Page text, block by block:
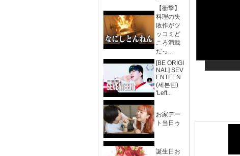
【衝撃】
料理の失
敗作がツ
ッコミど
ころ満載
だっ...
[BE ORIGI
NAL] SEV
ENTEEN
(세븐틴)
'Left...
お家デー
ト当日ゥ
誕生日お